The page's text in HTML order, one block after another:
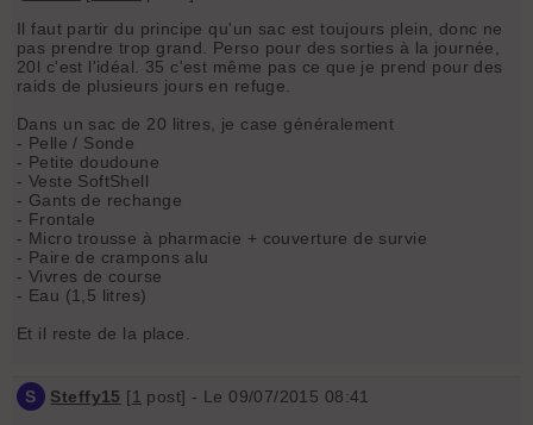
Il faut partir du principe qu'un sac est toujours plein, donc ne
pas prendre trop grand. Perso pour des sorties à la journée,
20l c'est l'idéal. 35 c'est même pas ce que je prend pour des
raids de plusieurs jours en refuge.
Dans un sac de 20 litres, je case généralement
- Pelle / Sonde
- Petite doudoune
- Veste SoftShell
- Gants de rechange
- Frontale
- Micro trousse à pharmacie + couverture de survie
- Paire de crampons alu
- Vivres de course
- Eau (1,5 litres)
Et il reste de la place.
S Steffy15 [1 post] - Le 09/07/2015 08:41